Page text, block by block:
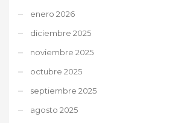
enero 2026
diciembre 2025
noviembre 2025
octubre 2025
septiembre 2025
agosto 2025